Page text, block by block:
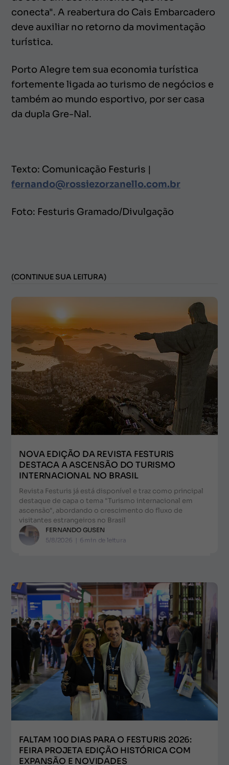
conecta". A reabertura do Cais Embarcadero
deve auxiliar no retorno da movimentação
turística.
Porto Alegre tem sua economia turística
fortemente ligada ao turismo de negócios e
também ao mundo esportivo, por ser casa
da dupla Gre-Nal.
Texto: Comunicação Festuris |
fernando@rossiezorzanello.com.br
Foto: Festuris Gramado/Divulgação
(CONTINUE SUA LEITURA)
NOVA EDIÇÃO DA REVISTA FESTURIS
DESTACA A ASCENSÃO DO TURISMO
INTERNACIONAL NO BRASIL
Revista Festuris já está disponível e traz como principal
destaque de capa o tema "Turismo internacional em
ascensão", abordando o crescimento do fluxo de
visitantes estrangeiros no Brasil
FERNANDO GUSEN
5/8/2026 | 6 min de leitura
FALTAM 100 DIAS PARA O FESTURIS 2026:
FEIRA PROJETA EDIÇÃO HISTÓRICA COM
EXPANSÃO E NOVIDADES